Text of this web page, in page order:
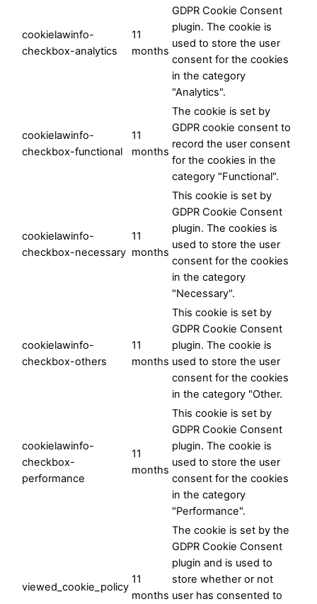
cookielawinfo-
checkbox-analytics
11
months
GDPR Cookie Consent
plugin. The cookie is
used to store the user
consent for the cookies
in the category
"Analytics".
cookielawinfo-
checkbox-functional
11
months
The cookie is set by
GDPR cookie consent to
record the user consent
for the cookies in the
category "Functional".
cookielawinfo-
checkbox-necessary
11
months
This cookie is set by
GDPR Cookie Consent
plugin. The cookies is
used to store the user
consent for the cookies
in the category
"Necessary".
cookielawinfo-
checkbox-others
11
months
This cookie is set by
GDPR Cookie Consent
plugin. The cookie is
used to store the user
consent for the cookies
in the category "Other.
cookielawinfo-
checkbox-
performance
11
months
This cookie is set by
GDPR Cookie Consent
plugin. The cookie is
used to store the user
consent for the cookies
in the category
"Performance".
viewed_cookie_policy
11
months
The cookie is set by the
GDPR Cookie Consent
plugin and is used to
store whether or not
user has consented to